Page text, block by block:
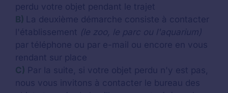
perdu votre objet pendant le trajet
B) La deuxième démarche consiste à contacter
l'établissement (le zoo, le parc ou l'aquarium)
par téléphone ou par e-mail ou encore en vous
rendant sur place
C) Par la suite, si votre objet perdu n'y est pas,
nous vous invitons à contacter le bureau des